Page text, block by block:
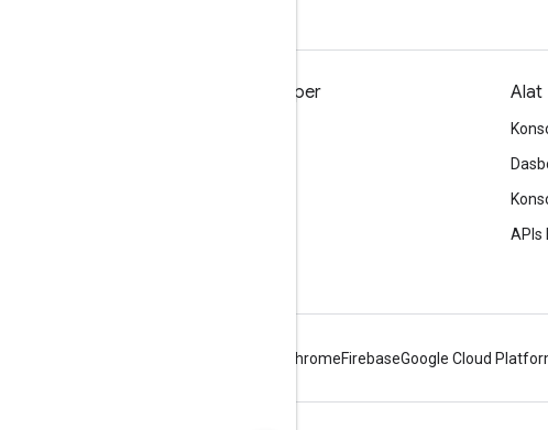
Google Workspace untuk Developer Alat
APIs
ChromeFirebaseGoogle Cloud